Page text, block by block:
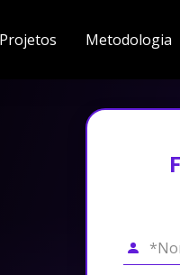
Projetos Metodologia